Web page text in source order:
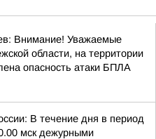
Внимание! Уважаемые
области, на территории
опасность атаки БПЛА
В течение дня в период
мск дежурными